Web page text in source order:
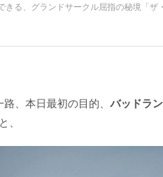
きる、グランドサークル屈指の秘境「ザ
、本日最初の目的、 バッドラ
、